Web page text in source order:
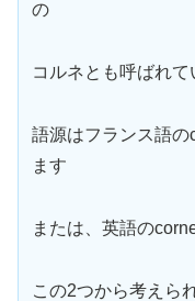
の
コルネとも呼ばれて
語源はフランス語
ます
または、英語の
この2つから考えら